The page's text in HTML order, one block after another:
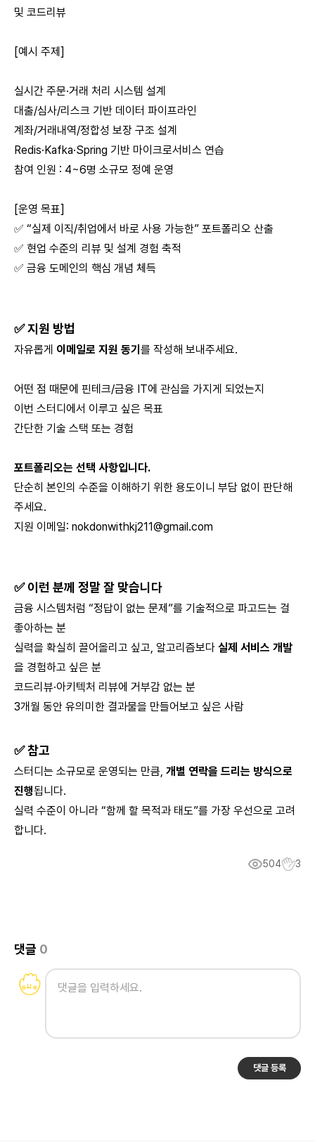
및 코드리뷰
[예시 주제]
실시간 주문·거래 처리 시스템 설계
대출/심사/리스크 기반 데이터 파이프라인
계좌/거래내역/정합성 보장 구조 설계
Redis·Kafka·Spring 기반 마이크로서비스 연습
참여 인원 : 4~6명 소규모 정예 운영
[운영 목표]
✅ “실제 이직/취업에서 바로 사용 가능한” 포트폴리오 산출
✅ 현업 수준의 리뷰 및 설계 경험 축적
✅ 금융 도메인의 핵심 개념 체득
✅ 지원 방법
자유롭게 이메일로 지원 동기 를 작성해 보내주세요.
어떤 점 때문에 핀테크/금융 IT에 관심을 가지게 되었는지
이번 스터디에서 이루고 싶은 목표
간단한 기술 스택 또는 경험
포트폴리오는 선택 사항입니다.
단순히 본인의 수준을 이해하기 위한 용도이니 부담 없이 판단해
주세요.
지원 이메일: nokdonwithkj211@gmail.com
✅ 이런 분께 정말 잘 맞습니다
금융 시스템처럼 “정답이 없는 문제”를 기술적으로 파고드는 걸
좋아하는 분
실력을 확실히 끌어올리고 싶고, 알고리즘보다 실제 서비스 개발
을 경험하고 싶은 분
코드리뷰·아키텍처 리뷰에 거부감 없는 분
3개월 동안 유의미한 결과물을 만들어보고 싶은 사람
✅ 참고
스터디는 소규모로 운영되는 만큼, 개별 연락을 드리는 방식으로
진행됩니다.
실력 수준이 아니라 “함께 할 목적과 태도”를 가장 우선으로 고려
합니다.
504 3
댓글 0
댓글 등록